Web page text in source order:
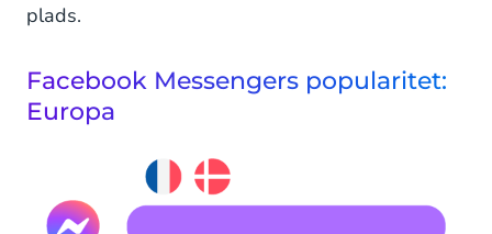
plads.
Facebook Messengers popularitet:
Europa